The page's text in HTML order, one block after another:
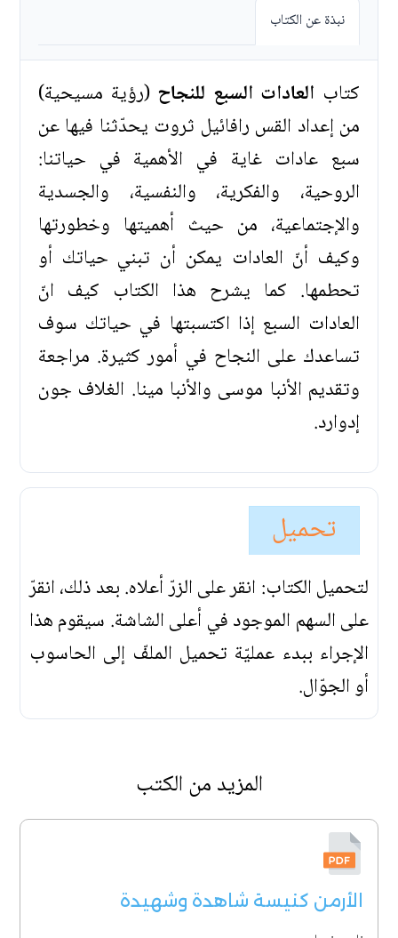
نبذة عن الكتاب
كتاب العادات السبع للنجاح (رؤية مسيحية)
من إعداد القس رافائيل ثروت يحدّثنا فيها عن
سبع عادات غاية في الأهمية في حياتنا:
الروحية، والفكرية، والنفسية، والجسدية
والإجتماعية، من حيث أهميتها وخطورتها
وكيف أنّ العادات يمكن أن تبني حياتك أو
تحطمها. كما يشرح هذا الكتاب كيف انّ
العادات السبع إذا اكتسبتها في حياتك سوف
تساعدك على النجاح في أمور كثيرة. مراجعة
وتقديم الأنبا موسى والأنبا مينا. الغلاف جون
إدوارد.
تحميل
لتحميل الكتاب: انقر على الزرّ أعلاه. بعد ذلك، انقرّ
على السهم الموجود في أعلى الشاشة. سيقوم هذا
الإجراء ببدء عمليّة تحميل الملفّ إلى الحاسوب
أو الجوّال.
المزيد من الكتب
الأرمن كنيسة شاهدة وشهيدة